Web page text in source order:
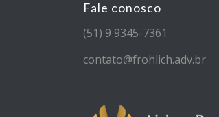
Fale conosco
(51) 9 9345-7361
contato@frohlich.adv.br